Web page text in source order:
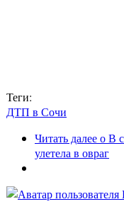
Теги:
ДТП в Сочи
Читать далеео В
улетела в овраг